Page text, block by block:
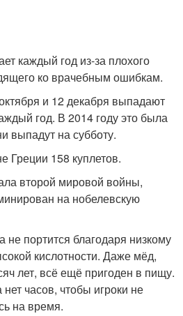
каждый год из-за плохого
ко врачебным ошибкам.
и 12 декабря выпадают
год. В 2014 году это была
выпадут на субботу.
Греции 158 куплетов.
второй мировой войны,
на нобелевскую
не портится благодаря низкому
кислотности. Даже мёд,
лет, всё ещё пригоден в пищу.
часов, чтобы игроки не
на время.